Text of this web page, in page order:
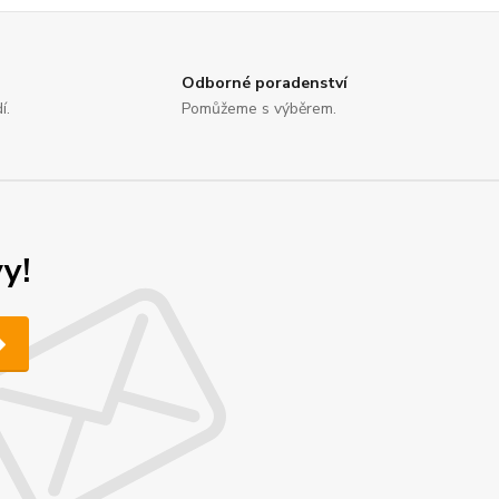
Odborné poradenství
Pomůžeme s výběrem.